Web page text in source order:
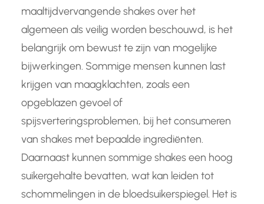
maaltijdvervangende shakes over het
algemeen als veilig worden beschouwd, is het
belangrijk om bewust te zijn van mogelijke
bijwerkingen. Sommige mensen kunnen last
krijgen van maagklachten, zoals een
opgeblazen gevoel of
spijsverteringsproblemen, bij het consumeren
van shakes met bepaalde ingrediënten.
Daarnaast kunnen sommige shakes een hoog
suikergehalte bevatten, wat kan leiden tot
schommelingen in de bloedsuikerspiegel. Het is